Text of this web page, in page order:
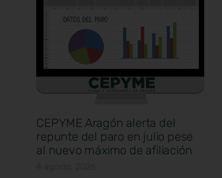
CEPYME Aragón alerta del
repunte del paro en julio pese
al nuevo máximo de afiliación